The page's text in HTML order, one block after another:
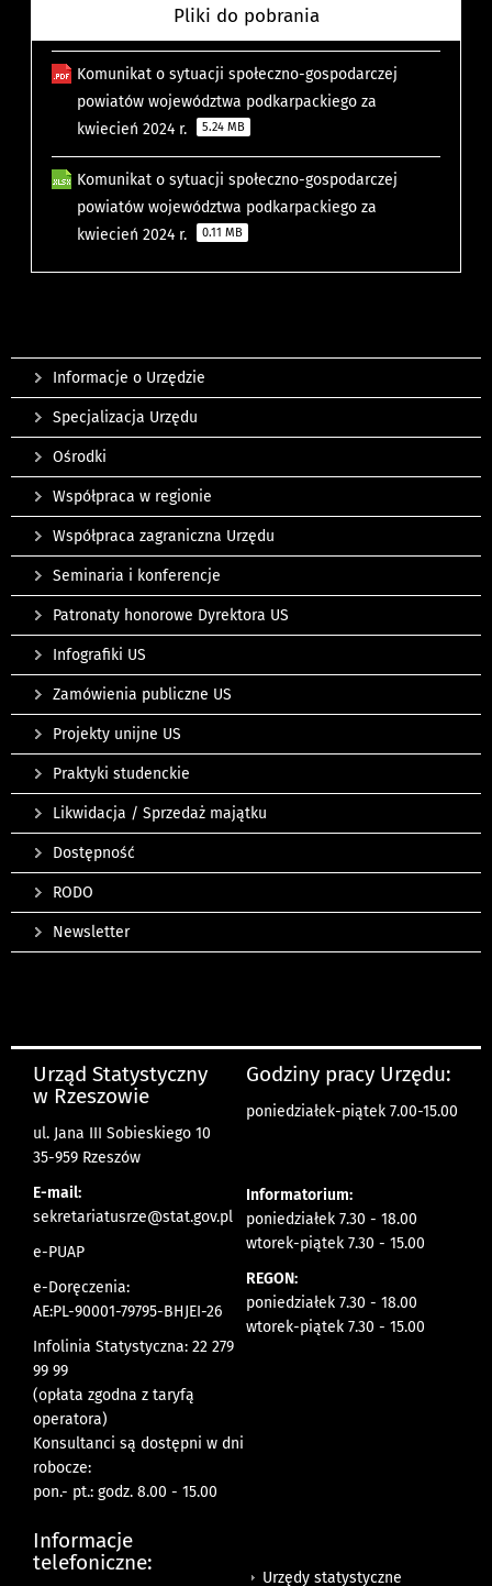
Pliki do pobrania
Komunikat o sytuacji społeczno-gospodarczej
powiatów województwa podkarpackiego za
kwiecień 2024 r.
5.24 MB
Komunikat o sytuacji społeczno-gospodarczej
powiatów województwa podkarpackiego za
kwiecień 2024 r.
0.11 MB
Informacje o Urzędzie
Specjalizacja Urzędu
Ośrodki
Współpraca w regionie
Współpraca zagraniczna Urzędu
Seminaria i konferencje
Patronaty honorowe Dyrektora US
Infografiki US
Zamówienia publiczne US
Projekty unijne US
Praktyki studenckie
Likwidacja / Sprzedaż majątku
Dostępność
RODO
Newsletter
Urząd Statystyczny
w Rzeszowie
ul. Jana III Sobieskiego 10
35-959 Rzeszów
E-mail:
sekretariatusrze@stat.gov.pl
e-PUAP
e-Doręczenia:
AE:PL-90001-79795-BHJEI-26
Infolinia Statystyczna: 22 279
99 99
(opłata zgodna z taryfą
operatora)
Konsultanci są dostępni w dni
robocze:
pon.- pt.: godz. 8.00 - 15.00
Godziny pracy Urzędu:
poniedziałek-piątek 7.00-15.00
Informatorium:
poniedziałek 7.30 - 18.00
wtorek-piątek 7.30 - 15.00
REGON:
poniedziałek 7.30 - 18.00
wtorek-piątek 7.30 - 15.00
Informacje
telefoniczne:
Urzędy statystyczne